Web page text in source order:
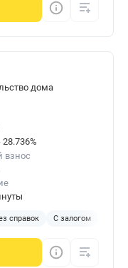
дома
28.736%
взнос
справок С залогом